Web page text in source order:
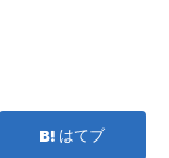
はてブ